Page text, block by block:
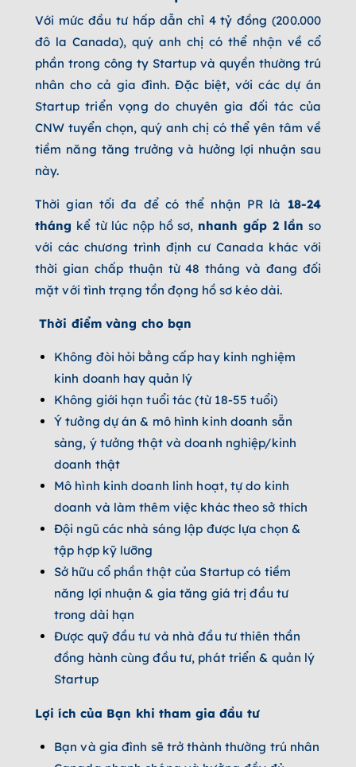
Với mức đầu tư hấp dẫn chỉ 4 tỷ đồng (200.000
đô la Canada), quý anh chị có thể nhận về cổ
phần trong công ty Startup và quyền thường trú
nhân cho cả gia đình. Đặc biệt, với các dự án
Startup triển vọng do chuyên gia đối tác của
CNW tuyển chọn, quý anh chị có thể yên tâm về
tiềm năng tăng trưởng và hưởng lợi nhuận sau
này.
Thời gian tối đa để có thể nhận PR là 18-24
tháng kể từ lúc nộp hồ sơ, nhanh gấp 2 lần so
với các chương trình định cư Canada khác với
thời gian chấp thuận từ 48 tháng và đang đối
mặt với tình trạng tồn đọng hồ sơ kéo dài.
Thời điểm vàng cho bạn
Không đòi hỏi bằng cấp hay kinh nghiệm
kinh doanh hay quản lý
Không giới hạn tuổi tác (từ 18-55 tuổi)
Ý tưởng dự án & mô hình kinh doanh sẵn
sàng, ý tưởng thật và doanh nghiệp/kinh
doanh thật
Mô hình kinh doanh linh hoạt, tự do kinh
doanh và làm thêm việc khác theo sở thích
Đội ngũ các nhà sáng lập được lựa chọn &
tập hợp kỹ lưỡng
Sở hữu cổ phần thật của Startup có tiềm
năng lợi nhuận & gia tăng giá trị đầu tư
trong dài hạn
Được quỹ đầu tư và nhà đầu tư thiên thần
đồng hành cùng đầu tư, phát triển & quản lý
Startup
Lợi ích của Bạn khi tham gia đầu tư
Bạn và gia đình sẽ trở thành thường trú nhân